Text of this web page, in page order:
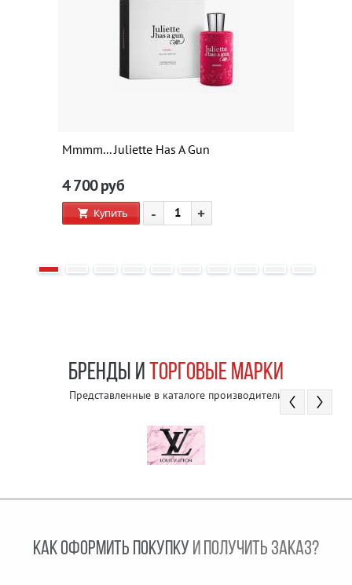
Mmmm... Juliette Has A Gun
4 700руб
Купить - +
БРЕНДЫ И ТОРГОВЫЕ МАРКИ
Представленные в каталоге производители
КАК ОФОРМИТЬ ПОКУПКУ И ПОЛУЧИТЬ ЗАКАЗ?